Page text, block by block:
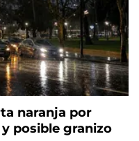
naranja por
posible granizo